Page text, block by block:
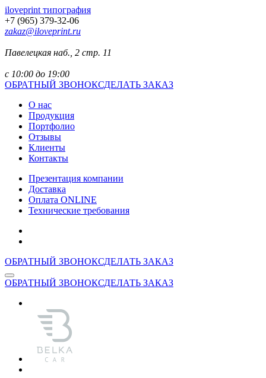
iloveprint типография
+7 (965) 379-32-06
zakaz@iloveprint.ru
Павелецкая наб., 2 стр. 11
с 10:00 до 19:00
ОБРАТНЫЙ ЗВОНОКСДЕЛАТЬ ЗАКАЗ
О нас
Продукция
Портфолио
Отзывы
Клиенты
Контакты
Презентация компании
Доставка
Оплата ONLINE
Технические требования
ОБРАТНЫЙ ЗВОНОКСДЕЛАТЬ ЗАКАЗ
ОБРАТНЫЙ ЗВОНОКСДЕЛАТЬ ЗАКАЗ